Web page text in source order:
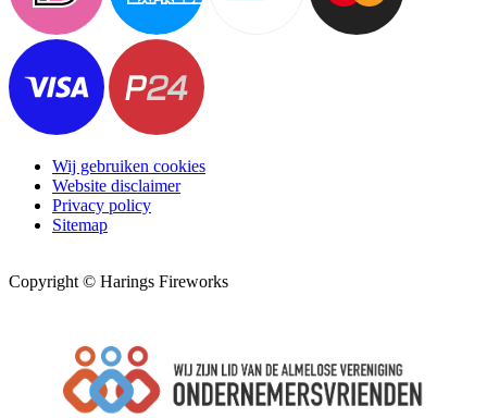
Wij gebruiken cookies
Website disclaimer
Privacy policy
Sitemap
Copyright © Harings Fireworks